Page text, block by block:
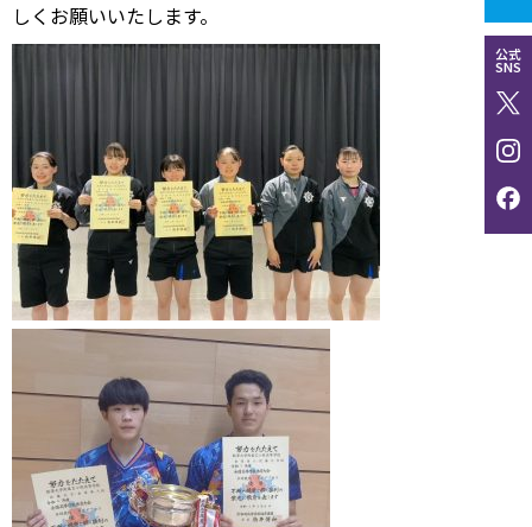
公式
SNS
しくお願いいたします。